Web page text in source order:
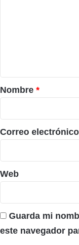
r
i
o
*
Nombre *
Correo electrónico
Web
Guarda mi
este navegador